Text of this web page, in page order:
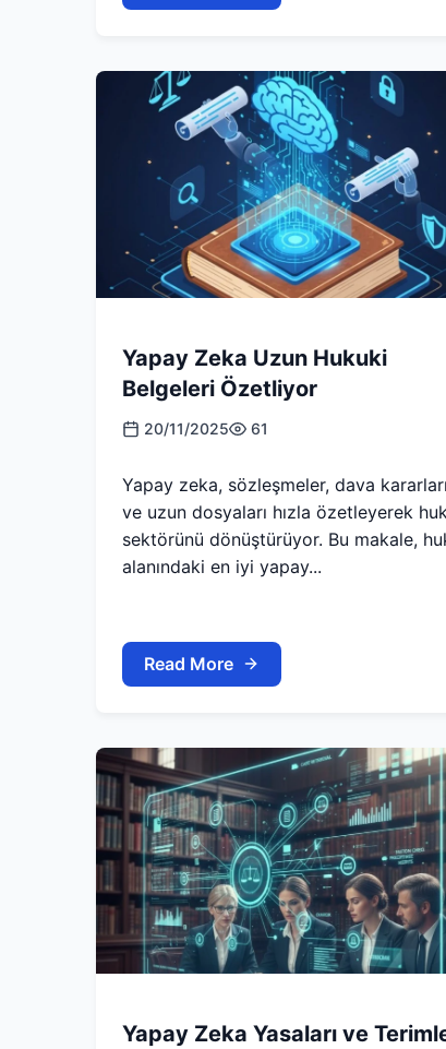
Yapay Zeka Uzun Hukuki
Belgeleri Özetliyor
20/11/2025 61
Yapay zeka, sözleşmeler, dava kararları
ve uzun dosyaları hızla özetleyerek
sektörünü dönüştürüyor. Bu makale,
alanındaki en iyi yapay...
Read More
Yapay Zeka Yasaları ve